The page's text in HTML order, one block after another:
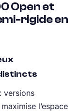
Open et
rigide en
versions
maximise l’espace